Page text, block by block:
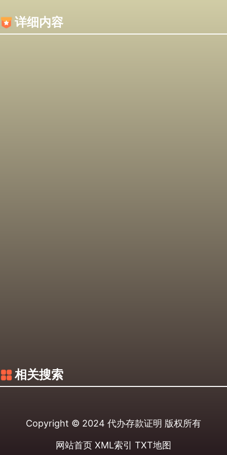
详细内容
相关搜索
Copyright © 2024 代办存款证明 版权所有
网站首页 XML索引 TXT地图